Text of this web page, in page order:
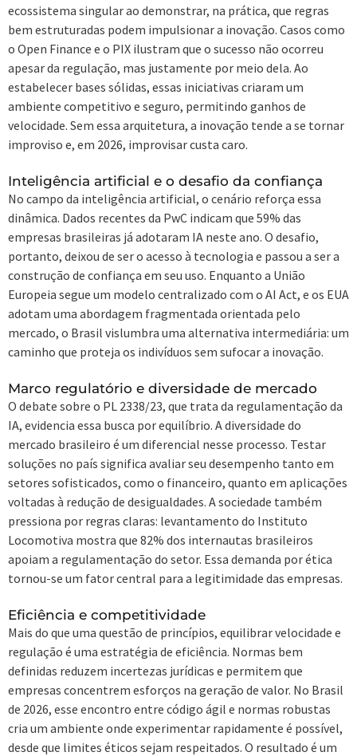
ecossistema singular ao demonstrar, na prática, que regras
bem estruturadas podem impulsionar a inovação. Casos como
o Open Finance e o PIX ilustram que o sucesso não ocorreu
apesar da regulação, mas justamente por meio dela. Ao
estabelecer bases sólidas, essas iniciativas criaram um
ambiente competitivo e seguro, permitindo ganhos de
velocidade. Sem essa arquitetura, a inovação tende a se tornar
improviso e, em 2026, improvisar custa caro.
Inteligência artificial e o desafio da confiança
No campo da inteligência artificial, o cenário reforça essa
dinâmica. Dados recentes da PwC indicam que 59% das
empresas brasileiras já adotaram IA neste ano. O desafio,
portanto, deixou de ser o acesso à tecnologia e passou a ser a
construção de confiança em seu uso. Enquanto a União
Europeia segue um modelo centralizado com o AI Act, e os EUA
adotam uma abordagem fragmentada orientada pelo
mercado, o Brasil vislumbra uma alternativa intermediária: um
caminho que proteja os indivíduos sem sufocar a inovação.
Marco regulatório e diversidade de mercado
O debate sobre o PL 2338/23, que trata da regulamentação da
IA, evidencia essa busca por equilíbrio. A diversidade do
mercado brasileiro é um diferencial nesse processo. Testar
soluções no país significa avaliar seu desempenho tanto em
setores sofisticados, como o financeiro, quanto em aplicações
voltadas à redução de desigualdades. A sociedade também
pressiona por regras claras: levantamento do Instituto
Locomotiva mostra que 82% dos internautas brasileiros
apoiam a regulamentação do setor. Essa demanda por ética
tornou-se um fator central para a legitimidade das empresas.
Eficiência e competitividade
Mais do que uma questão de princípios, equilibrar velocidade e
regulação é uma estratégia de eficiência. Normas bem
definidas reduzem incertezas jurídicas e permitem que
empresas concentrem esforços na geração de valor. No Brasil
de 2026, esse encontro entre código ágil e normas robustas
cria um ambiente onde experimentar rapidamente é possível,
desde que limites éticos sejam respeitados. O resultado é um